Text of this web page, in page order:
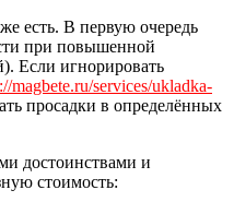
есть. В первую очередь
при повышенной
Если игнорировать
magbete.ru/services/ukladka-
просадки в определённых
достоинствами и
стоимость: